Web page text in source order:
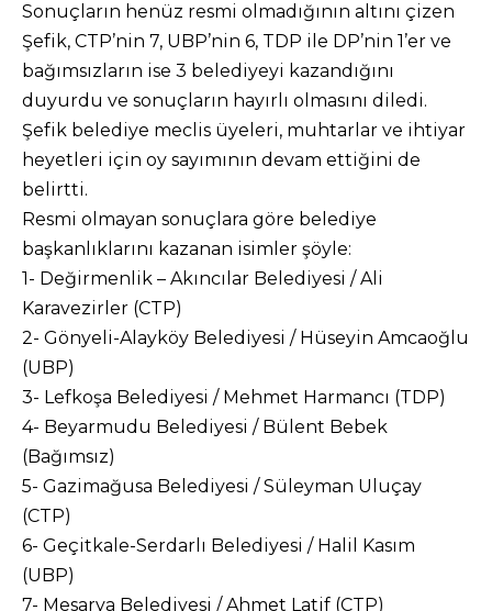
Sonuçların henüz resmi olmadığının altını çizen
Şefik, CTP’nin 7, UBP’nin 6, TDP ile DP’nin 1’er ve
bağımsızların ise 3 belediyeyi kazandığını
duyurdu ve sonuçların hayırlı olmasını diledi.
Şefik belediye meclis üyeleri, muhtarlar ve ihtiyar
heyetleri için oy sayımının devam ettiğini de
belirtti.
Resmi olmayan sonuçlara göre belediye
başkanlıklarını kazanan isimler şöyle:
1- Değirmenlik – Akıncılar Belediyesi / Ali
Karavezirler (CTP)
2- Gönyeli-Alayköy Belediyesi / Hüseyin Amcaoğlu
(UBP)
3- Lefkoşa Belediyesi / Mehmet Harmancı (TDP)
4- Beyarmudu Belediyesi / Bülent Bebek
(Bağımsız)
5- Gazimağusa Belediyesi / Süleyman Uluçay
(CTP)
6- Geçitkale-Serdarlı Belediyesi / Halil Kasım
(UBP)
7- Mesarya Belediyesi / Ahmet Latif (CTP)